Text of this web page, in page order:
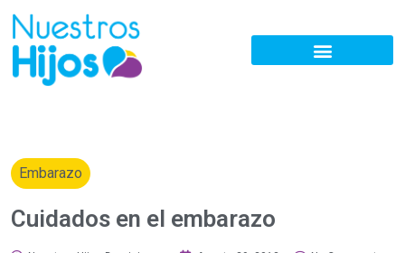
Embarazo
Cuidados en el embarazo